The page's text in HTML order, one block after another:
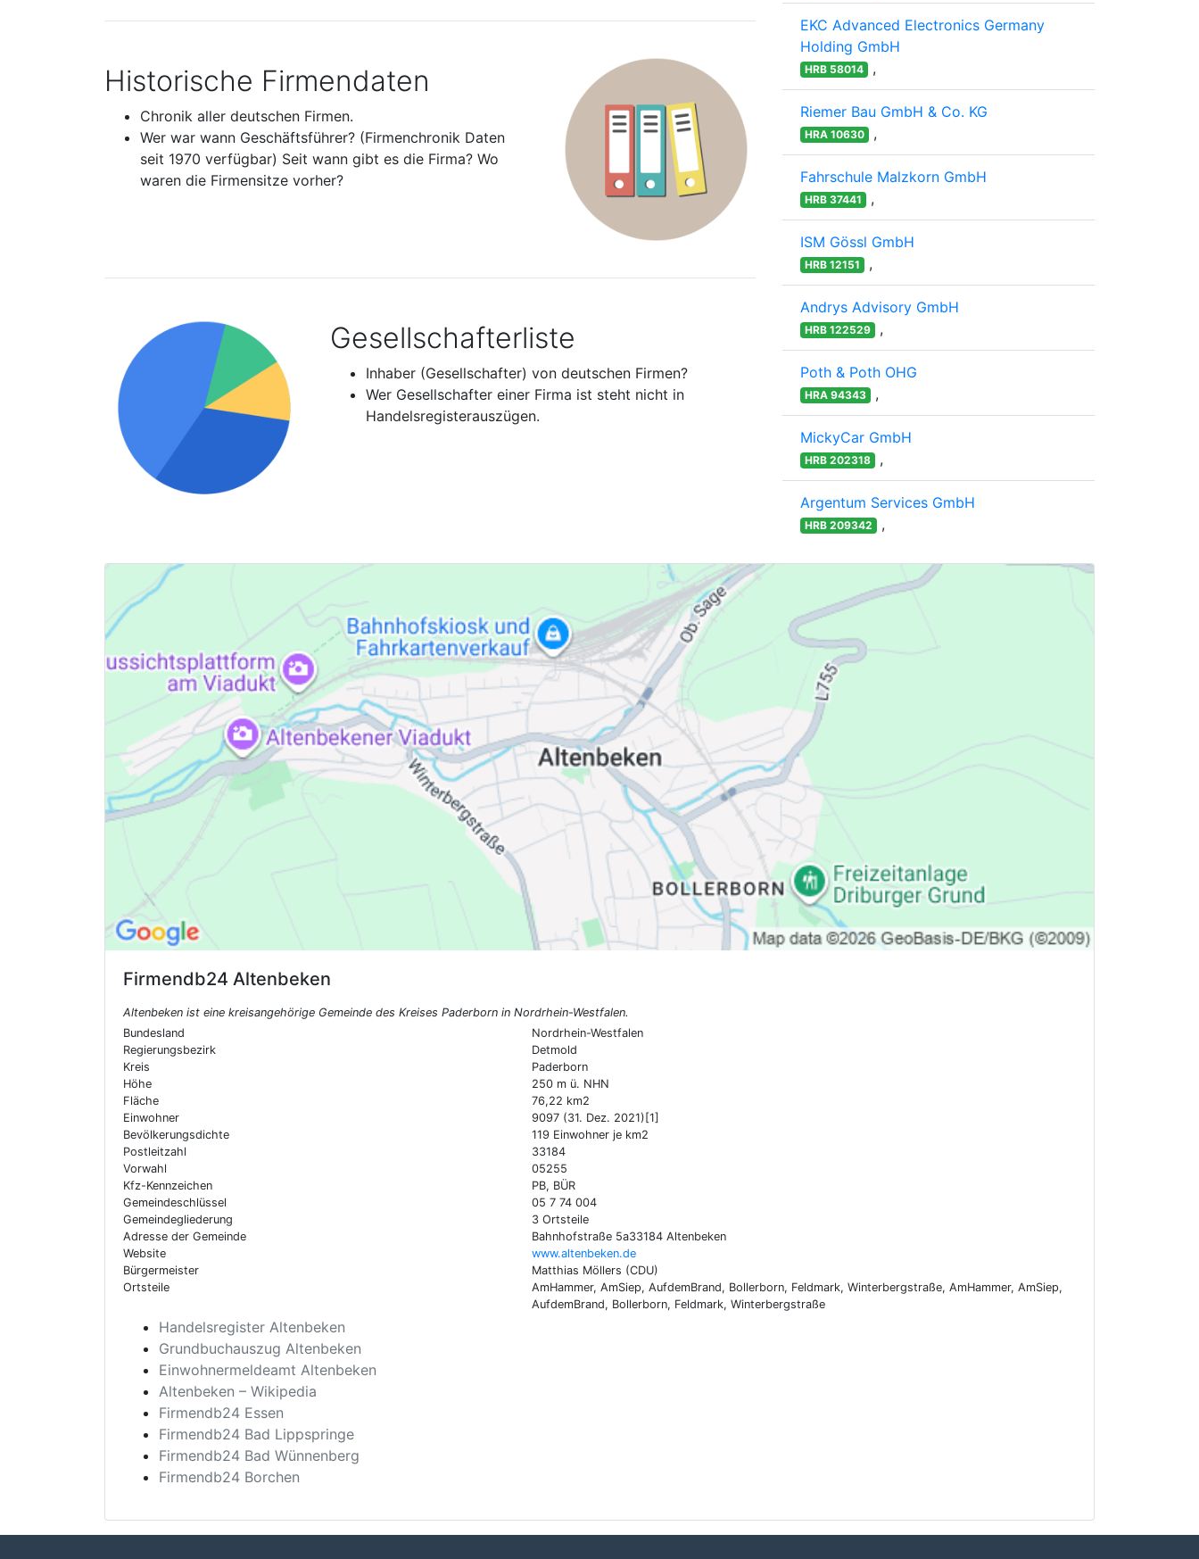
Historische Firmendaten
Chronik aller deutschen Firmen.
Wer war wann Geschäftsführer? (Firmenchronik Daten
seit 1970 verfügbar) Seit wann gibt es die Firma? Wo
waren die Firmensitze vorher?
Gesellschafterliste
Inhaber (Gesellschafter) von deutschen Firmen?
Wer Gesellschafter einer Firma ist steht nicht in
Handelsregisterauszügen.
EKC Advanced Electronics Germany
Holding GmbH
HRB 58014 ,
Riemer Bau GmbH & Co. KG
HRA 10630 ,
Fahrschule Malzkorn GmbH
HRB 37441 ,
ISM Gössl GmbH
HRB 12151 ,
Andrys Advisory GmbH
HRB 122529 ,
Poth & Poth OHG
HRA 94343 ,
MickyCar GmbH
HRB 202318 ,
Argentum Services GmbH
HRB 209342 ,
Firmendb24 Altenbeken
Altenbeken ist eine kreisangehörige Gemeinde des Kreises Paderborn in Nordrhein-Westfalen.
Bundesland
Nordrhein-Westfalen
Regierungsbezirk
Detmold
Kreis
Paderborn
Höhe
250 m ü. NHN
Fläche
76,22 km2
Einwohner
9097 (31. Dez. 2021)[1]
Bevölkerungsdichte
119 Einwohner je km2
Postleitzahl
33184
Vorwahl
05255
Kfz-Kennzeichen
PB, BÜR
Gemeindeschlüssel
05 7 74 004
Gemeindegliederung
3 Ortsteile
Adresse der Gemeinde
Bahnhofstraße 5a33184 Altenbeken
Website
www.altenbeken.de
Bürgermeister
Matthias Möllers (CDU)
Ortsteile
AmHammer, AmSiep, AufdemBrand, Bollerborn, Feldmark, Winterbergstraße, AmHammer, AmSiep,
AufdemBrand, Bollerborn, Feldmark, Winterbergstraße
Handelsregister Altenbeken
Grundbuchauszug Altenbeken
Einwohnermeldeamt Altenbeken
Altenbeken – Wikipedia
Firmendb24 Essen
Firmendb24 Bad Lippspringe
Firmendb24 Bad Wünnenberg
Firmendb24 Borchen